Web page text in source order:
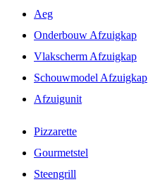
Aeg
Onderbouw Afzuigkap
Vlakscherm Afzuigkap
Schouwmodel Afzuigkap
Afzuigunit
Pizzarette
Gourmetstel
Steengrill